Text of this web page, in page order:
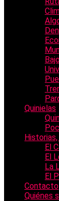
Quinielas
El
El
La
El
Contacto
Quiénes